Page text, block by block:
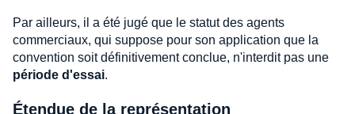
Par ailleurs, il a été jugé que le statut des agents
commerciaux, qui suppose pour son application que la
convention soit définitivement conclue, n'interdit pas une
période d'essai.
Étendue de la représentation